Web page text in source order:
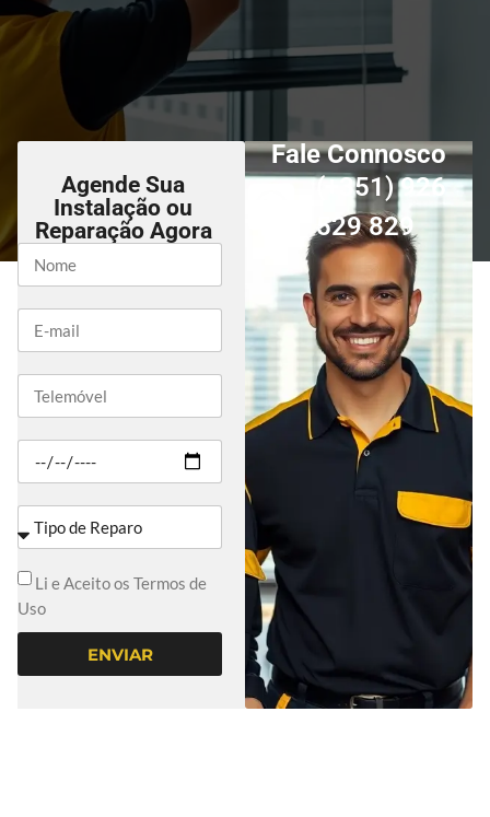
Agende Sua
Instalação ou
Reparação Agora
Li e Aceito os Termos de
Uso
ENVIAR
Fale Connosco
(+351) 926
529 829